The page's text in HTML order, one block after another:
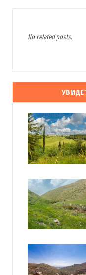
комментариях. А можно
No related posts.